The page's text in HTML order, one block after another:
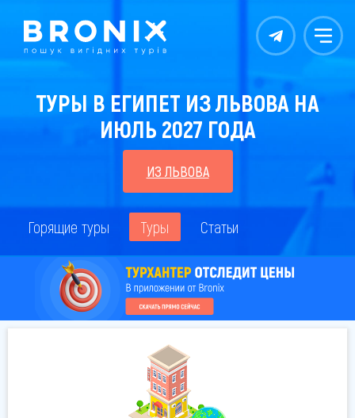
Контакты Меню
ТУРЫ В ЕГИПЕТ ИЗ ЛЬВОВА НА
ИЮЛЬ 2027 ГОДА
ИЗ ЛЬВОВА
Горящие туры Туры Статьи